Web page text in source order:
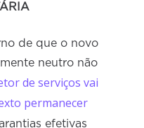
de que o novo
neutro não
de serviços vai
permanecer
efetivas